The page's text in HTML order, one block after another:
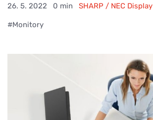
26. 5. 2022
0 min SHARP / NEC Display
#Monitory